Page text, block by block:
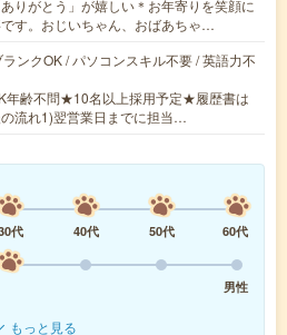
りがとう」が嬉しい＊お年寄りを笑顔に
す。おじいちゃん、おばあちゃ…
ンクOK / パソコンスキル不要 / 英語力不
年齢不問★10名以上採用予定★履歴書は
流れ1)翌営業日までに担当…
代 40代 50代
60代
男性
もっと見る